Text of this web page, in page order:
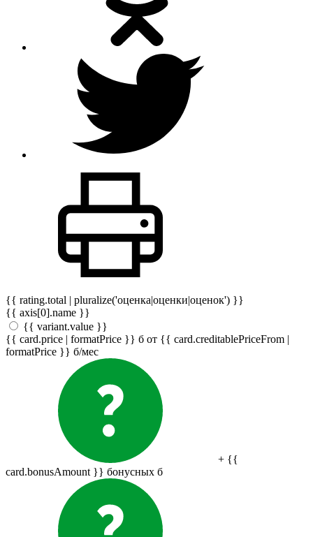
{{ rating.total | pluralize('оценка|оценки|оценок') }}
{{ axis[0].name }}
{{ variant.value }}
{{ card.price | formatPrice }} б от {{ card.creditablePriceFrom |
formatPrice }} б/мес
+ {{
card.bonusAmount }} бонусных б